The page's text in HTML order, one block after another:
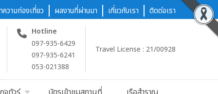
ความท่องเที่ยว ผลงานที่ผ่านมา เกี่ยวกับเรา ติดต่อเรา
Hotline
097-935-6429
097-935-6241
053-021388
Travel License : 21/00928